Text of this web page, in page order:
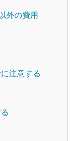
外の費用
注意する